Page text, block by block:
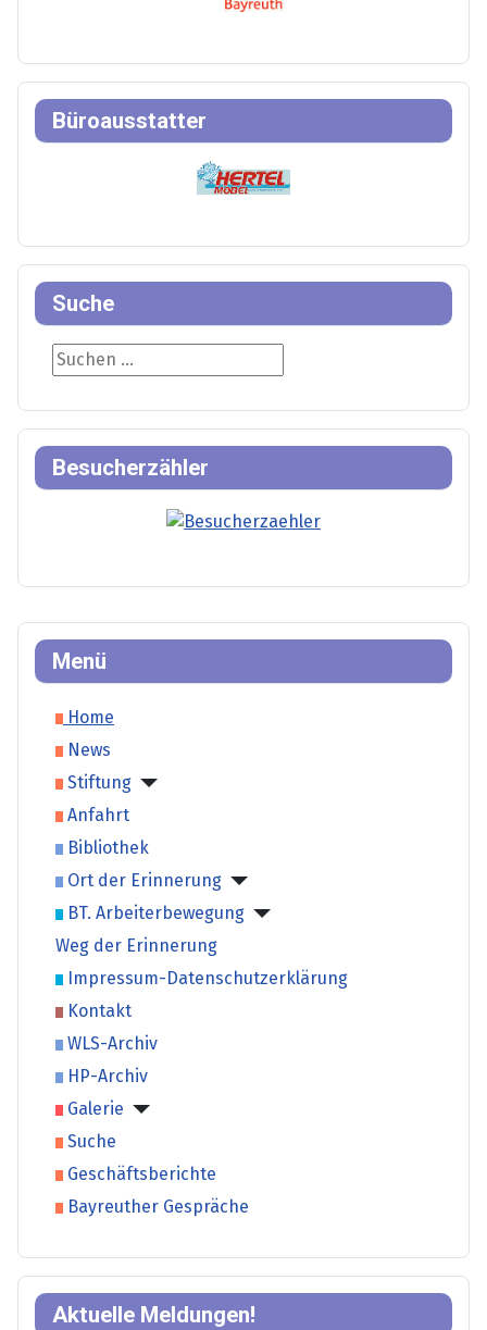
Menü
Home
News
Stiftung
Anfahrt
Bibliothek
Ort der Erinnerung
BT. Arbeiterbewegung
Weg der Erinnerung
Impressum-Datenschutzerklärung
Kontakt
WLS-Archiv
HP-Archiv
Galerie
Suche
Geschäftsberichte
Bayreuther Gespräche
Aktuelle Meldungen!
Büroausstatter
Suche
Suche
Besucherzähler